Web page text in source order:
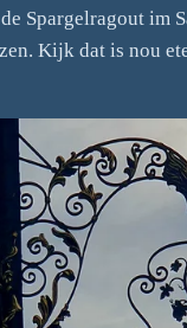
Spargelragout im
Kijk dat is nou